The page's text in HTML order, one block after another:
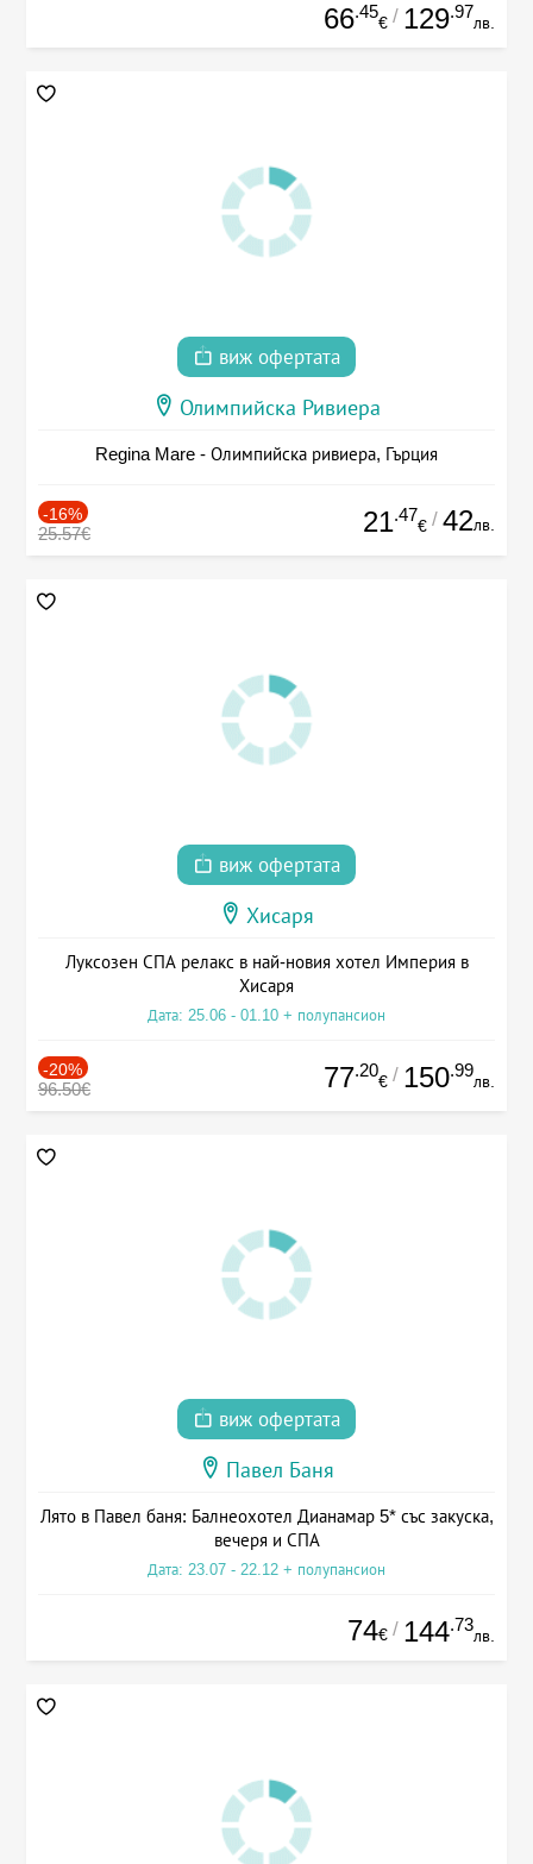
66.45
€ / 129.97
лв.
виж офертата
Олимпийска Ривиера
Regina Mare - Олимпийска ривиера, Гърция
-16%
25.57€ 21.47
€ / 42лв.
виж офертата
Хисаря
Луксозен СПА релакс в най-новия хотел Империя в
Хисаря
Дата: 25.06 - 01.10 + полупансион
-20%
96.50€ 77.20
€ / 150.99
лв.
виж офертата
Павел Баня
Лято в Павел баня: Балнеохотел Дианамар 5* със закуска,
вечеря и СПА
Дата: 23.07 - 22.12 + полупансион
74€ / 144.73
лв.